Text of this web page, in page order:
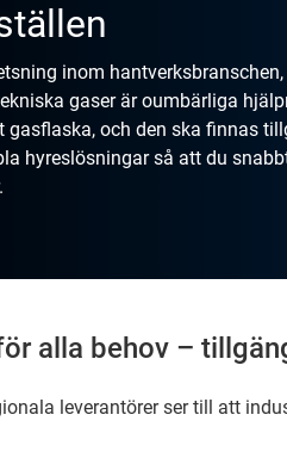
inom
gaser är oumbärliga
och den ska finnas
hyreslösningar så att du
alla behov –
leverantörer ser till att